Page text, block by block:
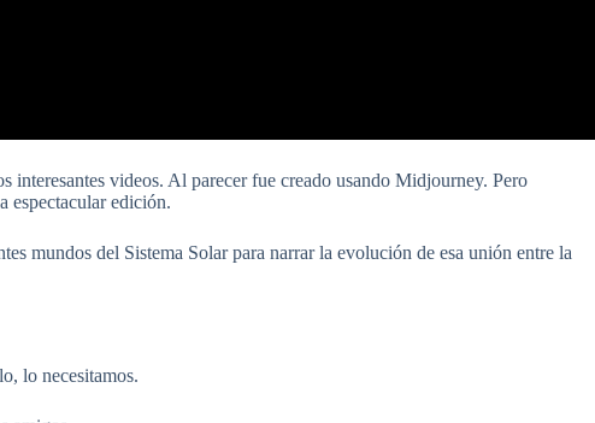
interesantes videos. Al parecer fue creado usando Midjourney. Pero
espectacular edición.
mundos del Sistema Solar para narrar la evolución de esa unión entre la
lo necesitamos.